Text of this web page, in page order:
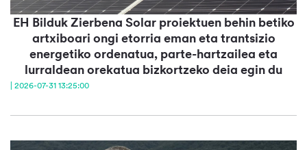
EH Bilduk Zierbena Solar proiektuen behin betiko
artxiboari ongi etorria eman eta trantsizio
energetiko ordenatua, parte-hartzailea eta
lurraldean orekatua bizkortzeko deia egin du
| 2026-07-31 13:25:00